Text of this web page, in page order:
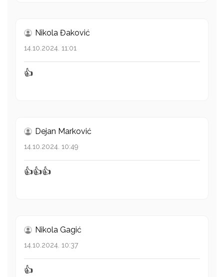
Nikola Đaković
14.10.2024. 11:01
👍
Dejan Marković
14.10.2024. 10:49
👍👍👍
Nikola Gagić
14.10.2024. 10:37
👍